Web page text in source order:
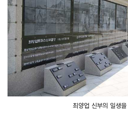
최양업 신부의 일생